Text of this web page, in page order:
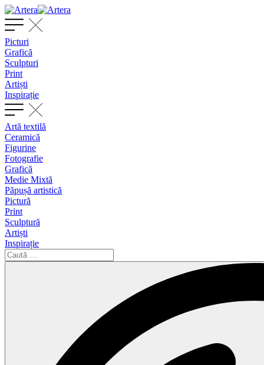
Picturi
Grafică
Sculpturi
Print
Artiști
Inspirație
Artă textilă
Ceramică
Figurine
Fotografie
Grafică
Medie Mixtă
Păpușă artistică
Pictură
Print
Sculptură
Artiști
Inspirație